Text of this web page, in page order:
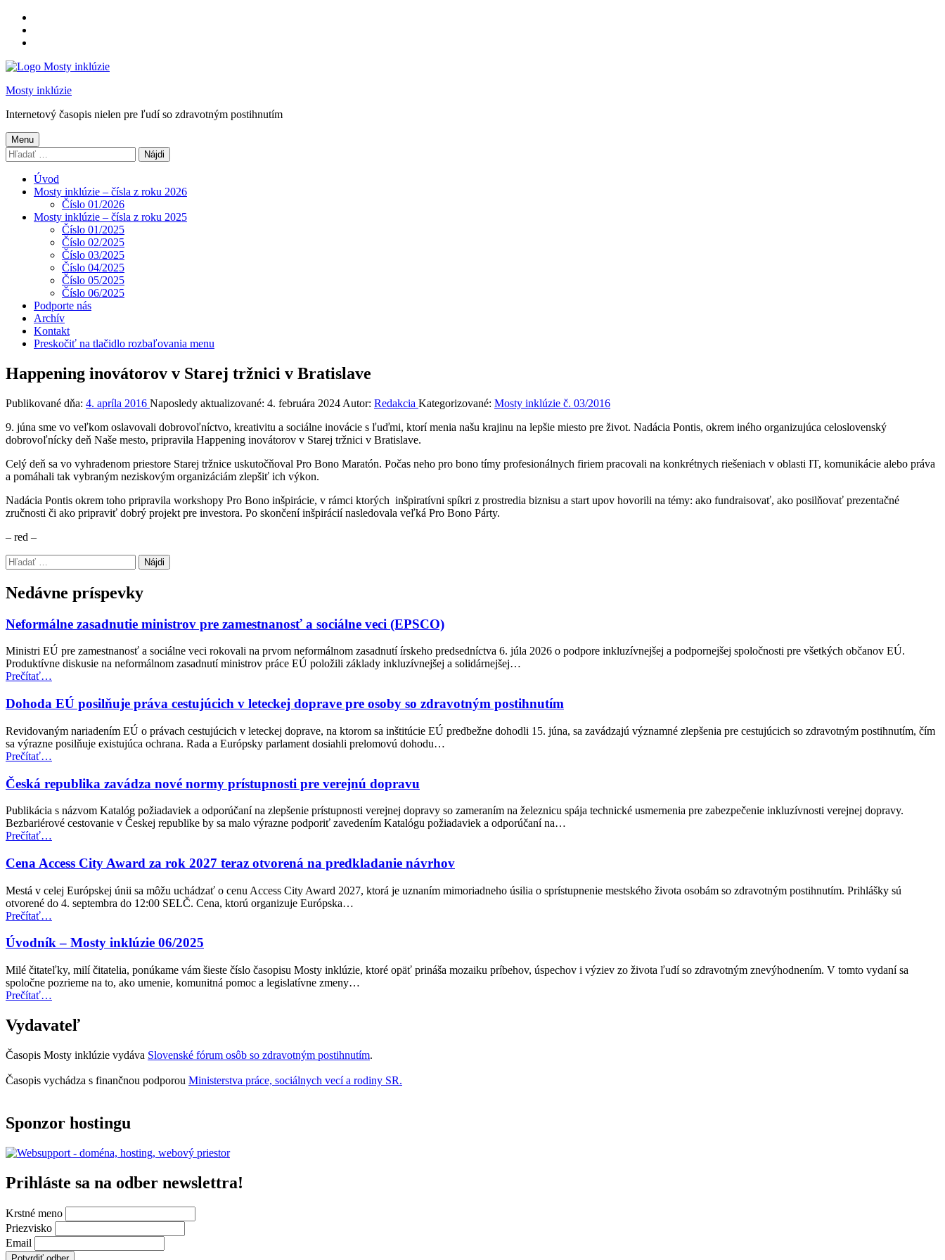
obsah
pätičku
Mosty inklúzie
Internetový časopis nielen pre ľudí so zdravotným postihnutím
Menu
Hľadať:
Úvod
Mosty inklúzie – čísla z roku 2026
Číslo 01/2026
Mosty inklúzie – čísla z roku 2025
Číslo 01/2025
Číslo 02/2025
Číslo 03/2025
Číslo 04/2025
Číslo 05/2025
Číslo 06/2025
Podporte nás
Archív
Kontakt
Preskočiť na tlačidlo rozbaľovania menu
Happening inovátorov v Starej tržnici v Bratislave
Publikované dňa: 4. apríla 2016 Naposledy aktualizované: 4. februára 2024 Autor: Redakcia Kategorizované: Mosty inklúzie č. 03/2016
9. júna sme vo veľkom oslavovali dobrovoľníctvo, kreativitu a sociálne inovácie s ľuďmi, ktorí menia našu krajinu na lepšie miesto pre život. Nadácia Pontis, okrem iného organizujúca celoslovenský
dobrovoľnícky deň Naše mesto, pripravila Happening inovátorov v Starej tržnici v Bratislave.
Celý deň sa vo vyhradenom priestore Starej tržnice uskutočňoval Pro Bono Maratón. Počas neho pro bono tímy profesionálnych firiem pracovali na konkrétnych riešeniach v oblasti IT, komunikácie alebo práva
a pomáhali tak vybraným neziskovým organizáciám zlepšiť ich výkon.
Nadácia Pontis okrem toho pripravila workshopy Pro Bono inšpirácie, v rámci ktorých inšpiratívni spíkri z prostredia biznisu a start upov hovorili na témy: ako fundraisovať, ako posilňovať prezentačné
zručnosti či ako pripraviť dobrý projekt pre investora. Po skončení inšpirácií nasledovala veľká Pro Bono Párty.
– red –
Preskočiť
späť
na
hlavnú
Hľadať:
Nedávne príspevky
Neformálne zasadnutie ministrov pre zamestnanosť a sociálne veci (EPSCO)
Ministri EÚ pre zamestnanosť a sociálne veci rokovali na prvom neformálnom zasadnutí írskeho predsedníctva 6. júla 2026 o podpore inkluzívnejšej a podpornejšej spoločnosti pre všetkých občanov EÚ.
Produktívne diskusie na neformálnom zasadnutí ministrov práce EÚ položili základy inkluzívnejšej a solidárnejšej…
Prečítať“Neformálne
ministrov
pre
zamestnanosť
a
sociálne
veci
(EPSCO)”
…
Dohoda EÚ posilňuje práva cestujúcich v leteckej doprave pre osoby so zdravotným postihnutím
Revidovaným nariadením EÚ o právach cestujúcich v leteckej doprave, na ktorom sa inštitúcie EÚ predbežne dohodli 15. júna, sa zavádzajú významné zlepšenia pre cestujúcich so zdravotným postihnutím, čím
sa výrazne posilňuje existujúca ochrana. Rada a Európsky parlament dosiahli prelomovú dohodu…
Prečítať“Dohoda
posilňuje
práva
cestujúcich
v
leteckej
doprave
pre
osoby
zdravotným
postihnutím”
…
Česká republika zavádza nové normy prístupnosti pre verejnú dopravu
Publikácia s názvom Katalóg požiadaviek a odporúčaní na zlepšenie prístupnosti verejnej dopravy so zameraním na železnicu spája technické usmernenia pre zabezpečenie inkluzívnosti verejnej dopravy.
Bezbariérové cestovanie v Českej republike by sa malo výrazne podporiť zavedením Katalógu požiadaviek a odporúčaní na…
Prečítať“Česká
zavádza
nové
normy
prístupnosti
pre
verejnú
dopravu”
…
Cena Access City Award za rok 2027 teraz otvorená na predkladanie návrhov
Mestá v celej Európskej únii sa môžu uchádzať o cenu Access City Award 2027, ktorá je uznaním mimoriadneho úsilia o sprístupnenie mestského života osobám so zdravotným postihnutím. Prihlášky sú
otvorené do 4. septembra do 12:00 SELČ. Cena, ktorú organizuje Európska…
Prečítať“Cena
City
za
rok
2027
teraz
otvorená
na
návrhov”
…
Úvodník – Mosty inklúzie 06/2025
Milé čitateľky, milí čitatelia, ponúkame vám šieste číslo časopisu Mosty inklúzie, ktoré opäť prináša mozaiku príbehov, úspechov i výziev zo života ľudí so zdravotným znevýhodnením. V tomto vydaní sa
spoločne pozrieme na to, ako umenie, komunitná pomoc a legislatívne zmeny…
Prečítať“Úvodník
Mosty
inklúzie
…
Vydavateľ
Časopis Mosty inklúzie vydáva Slovenské fórum osôb so zdravotným postihnutím.
Časopis vychádza s finančnou podporou Ministerstva práce, sociálnych vecí a rodiny SR.
Sponzor hostingu
Prihláste sa na odber newslettra!
Krstné meno
Priezvisko
Email